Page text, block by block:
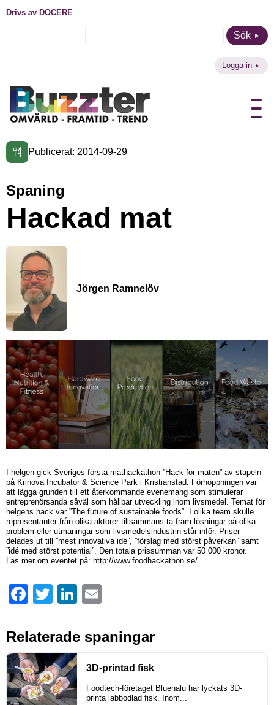
Drivs av DOCERE
Sök
Logga in
Publicerat: 2014-09-29
Spaning
Hackad mat
Jörgen Ramnelöv
I helgen gick Sveriges första mathackathon ”Hack för maten” av stapeln
på Krinova Incubator & Science Park i Kristianstad. Förhoppningen var
att lägga grunden till ett återkommande evenemang som stimulerar
entreprenörsanda såväl som hållbar utveckling inom livsmedel. Temat för
helgens hack var ”The future of sustainable foods”. I olika team skulle
representanter från olika aktörer tillsammans ta fram lösningar på olika
problem eller utmaningar som livsmedelsindustrin står inför. Priser
delades ut till ”mest innovativa idé”, ”förslag med störst påverkan” samt
”idé med störst potential”. Den totala prissumman var 50 000 kronor.
Läs mer om eventet på: http://www.foodhackathon.se/
FacebookTwitter LinkedIn
Relaterade spaningar
3D-printad fisk
Foodtech-företaget Bluenalu har lyckats 3D-
printa labbodlad fisk. Inom...